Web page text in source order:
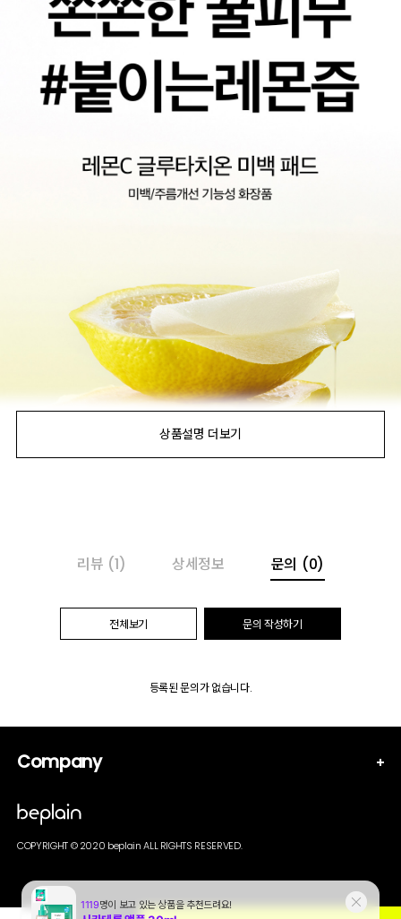
리뷰 (1) 상세정보 문의 (0)
전체보기 문의 작성하기
등록된 문의가 없습니다.
Company
COPYRIGHT © 2020 beplain ALL RIGHTS RESERVED.